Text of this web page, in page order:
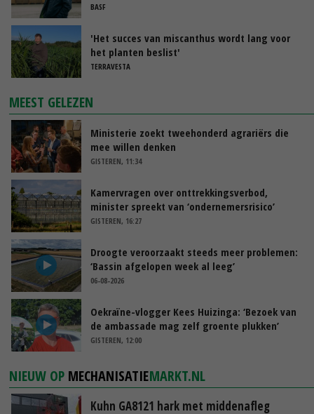
BASF
'Het succes van miscanthus wordt lang voor
het planten beslist'
TERRAVESTA
MEEST GELEZEN
Ministerie zoekt tweehonderd agrariërs die
mee willen denken
GISTEREN, 11:34
Kamervragen over onttrekkingsverbod,
minister spreekt van ‘ondernemersrisico’
GISTEREN, 16:27
Droogte veroorzaakt steeds meer problemen:
‘Bassin afgelopen week al leeg’
06-08-2026
Oekraïne-vlogger Kees Huizinga: ‘Bezoek van
de ambassade mag zelf groente plukken’
GISTEREN, 12:00
NIEUW OP MECHANISATIEMARKT.NL
Kuhn GA8121 hark met middenafleg